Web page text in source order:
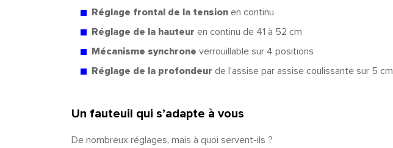
Réglage frontal de la tensionen continu
Réglage de la hauteur en continu de 41 à 52 cm
Mécanisme synchrone verrouillable sur 4 positions
Réglage de la profondeur de l’assise par assise coulissante sur 5 cm
Un fauteuil qui s’adapte à vous
De nombreux réglages, mais à quoi servent-ils ?